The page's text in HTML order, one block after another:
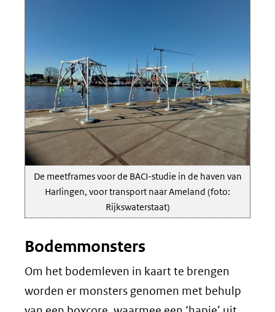
De meetframes voor de BACI-studie in de haven van
Harlingen, voor transport naar Ameland (foto:
Rijkswaterstaat)
Bodemmonsters
Om het bodemleven in kaart te brengen
worden er monsters genomen met behulp